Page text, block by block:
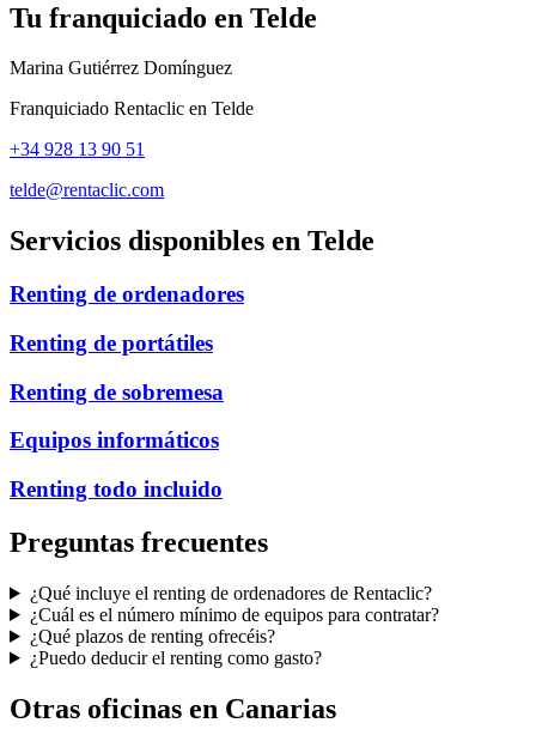
Tu franquiciado en Telde
Marina Gutiérrez Domínguez
Franquiciado Rentaclic en Telde
+34 928 13 90 51
telde@rentaclic.com
Servicios disponibles en Telde
Renting de ordenadores
Renting de portátiles
Renting de sobremesa
Equipos informáticos
Renting todo incluido
Preguntas frecuentes
¿Qué incluye el renting de ordenadores de Rentaclic?
¿Cuál es el número mínimo de equipos para contratar?
¿Qué plazos de renting ofrecéis?
¿Puedo deducir el renting como gasto?
Otras oficinas en Canarias